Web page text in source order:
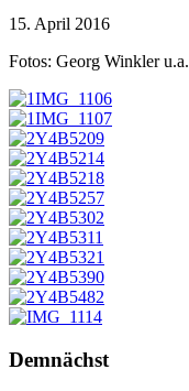
15. April 2016
Fotos: Georg Winkler u.a.
Demnächst